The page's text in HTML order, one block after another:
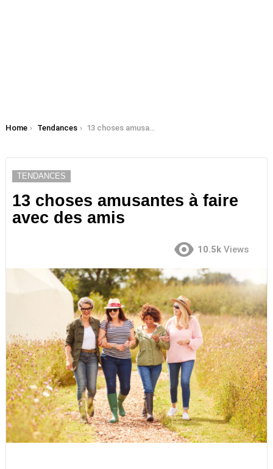
You are here:
Home Tendances 13 choses amusantes à faire avec des amis
TENDANCES
13 choses amusantes à faire
avec des amis
10.5k Views